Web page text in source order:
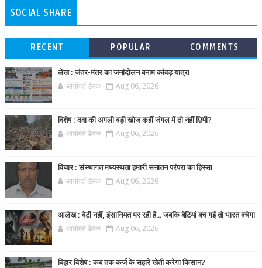
SOCIAL SHARE
RECENT POPULAR COMMENTS
लेख : जंतर-मंतर का जनांदोलन बनाम कांवड़ यात्रा
आर्यावर्त डेस्क Aug 06, 2026
विशेष : दवा की अगली बड़ी खोज कहीं जंगल में तो नहीं छिपी?
आर्यावर्त डेस्क Aug 06, 2026
विचार : संस्थागत मध्यस्थता हमारी सनातन परंपरा का हिस्सा
आर्यावर्त डेस्क Aug 06, 2026
आलेख : बेटी नहीं, इंसानियत मर रही है… जबकि बेटियां बच गईं तो भारत बचेगा
आर्यावर्त डेस्क Aug 06, 2026
बिहार विशेष : कब तक कर्ज के सहारे खेती करेगा किसान?